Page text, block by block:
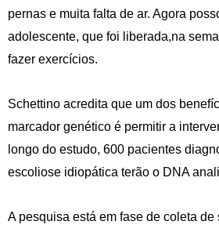
pernas e muita falta de ar. Agora
adolescente, que foi liberada,na
fazer exercícios.
Schettino acredita que um dos
marcador genético é permitir a
longo do estudo, 600 pacientes
escoliose idiopática terão o DNA
A pesquisa está em fase de coleta